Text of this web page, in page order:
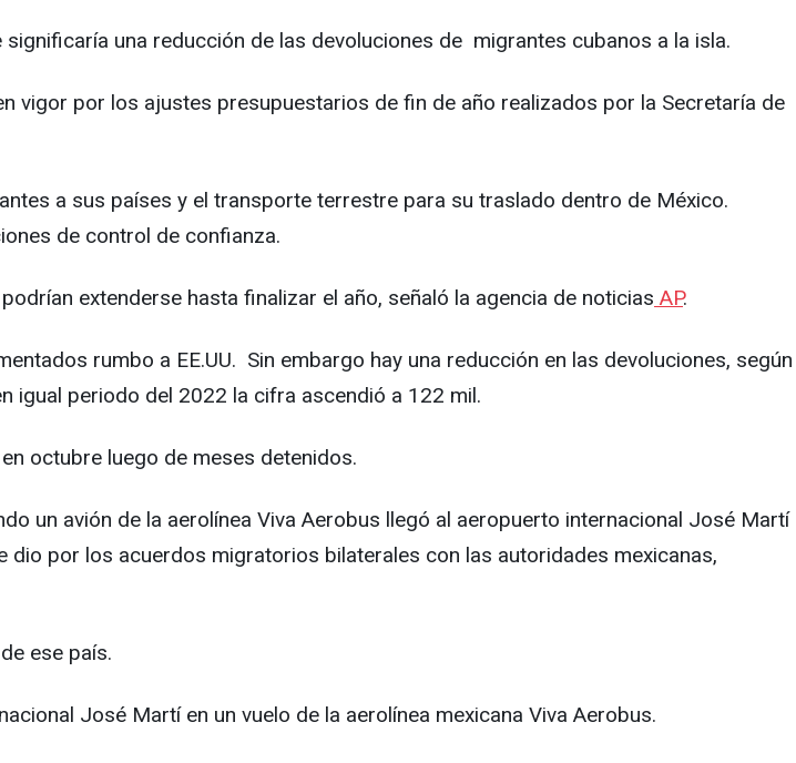
una reducción de las devoluciones de migrantes cubanos a la isla.
vigor por los ajustes presupuestarios de fin de año realizados por la Secretaría de
a sus países y el transporte terrestre para su traslado dentro de México.
de control de confianza.
extenderse hasta finalizar el año, señaló la agencia de noticias AP.
rumbo a EE.UU. Sin embargo hay una reducción en las devoluciones, según
igual periodo del 2022 la cifra ascendió a 122 mil.
octubre luego de meses detenidos.
un avión de la aerolínea Viva Aerobus llegó al aeropuerto internacional José Martí
por los acuerdos migratorios bilaterales con las autoridades mexicanas,
ese país.
José Martí en un vuelo de la aerolínea mexicana Viva Aerobus.